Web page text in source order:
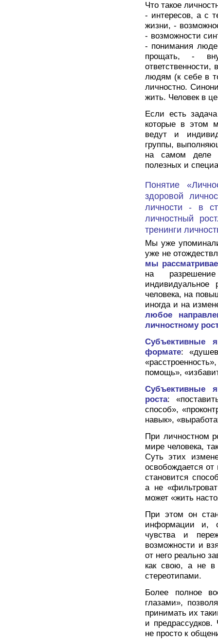
Что такое
- интересов, а с
жизни, -
- возможности
- понимания
прощать, -
людям (к себе в
личностно.
жить. Человек в
Если есть
которые в этом
ведут и
группы,
на самом деле
полезных и
Понятие
здоровой
личности - в
личностный
тренинги
Мы уже
уже не
мы
на
индивидуальное
человека, на
иногда и на
любое
личностному
Субъективные
формате:
помощь»,
Субъективные
роста:
способ»,
навык»,
При личностном
мире человека,
Суть этих
освобождается
становится
а не
может «жить
При этом он
информации и,
чувства и
возможности и
от него реально
как свою, а не в
стереотипами.
Более полное
глазами»,
принимать их
и предрассудков.
не просто к